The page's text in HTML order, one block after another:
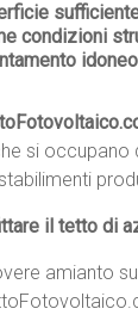
condizioni
idoneo
si occupano
il tetto di
amianto